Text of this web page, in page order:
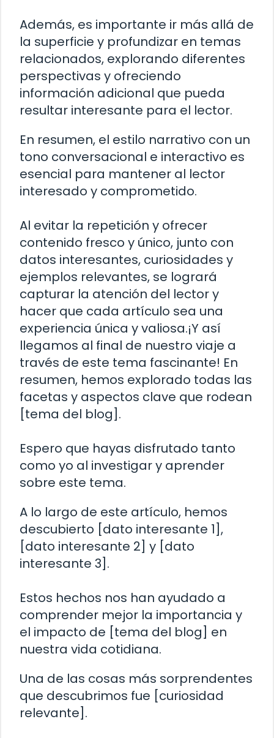
Además, es importante ir más allá de
la superficie y profundizar en temas
relacionados, explorando diferentes
perspectivas y ofreciendo
información adicional que pueda
resultar interesante para el lector.
En resumen, el estilo narrativo con un
tono conversacional e interactivo es
esencial para mantener al lector
interesado y comprometido.
Al evitar la repetición y ofrecer
contenido fresco y único, junto con
datos interesantes, curiosidades y
ejemplos relevantes, se logrará
capturar la atención del lector y
hacer que cada artículo sea una
experiencia única y valiosa.¡Y así
llegamos al final de nuestro viaje a
través de este tema fascinante! En
resumen, hemos explorado todas las
facetas y aspectos clave que rodean
[tema del blog].
Espero que hayas disfrutado tanto
como yo al investigar y aprender
sobre este tema.
A lo largo de este artículo, hemos
descubierto [dato interesante 1],
[dato interesante 2] y [dato
interesante 3].
Estos hechos nos han ayudado a
comprender mejor la importancia y
el impacto de [tema del blog] en
nuestra vida cotidiana.
Una de las cosas más sorprendentes
que descubrimos fue [curiosidad
relevante].